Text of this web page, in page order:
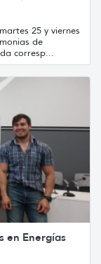
25 y viernes
de
corresp...
en Energías